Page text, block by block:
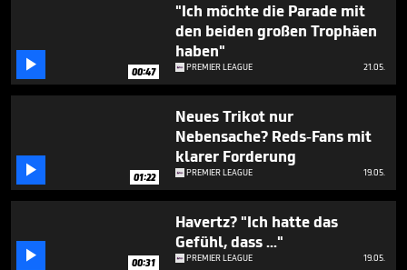
 00:47
"Ich möchte die Parade mit
den beiden großen Trophäen
haben"
PREMIER LEAGUE 21.05.
 01:22
Neues Trikot nur
Nebensache? Reds-Fans mit
klarer Forderung
PREMIER LEAGUE 19.05.
 00:31
Havertz? "Ich hatte das
Gefühl, dass ..."
PREMIER LEAGUE 19.05.